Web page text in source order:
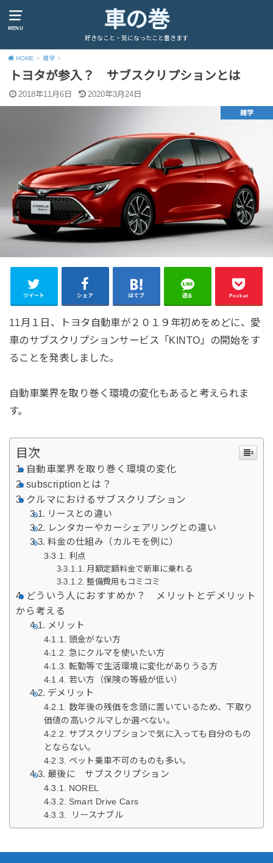
MENU 車の巻
好きなこと・気になったこと書きます
HOME 雑学
トヨタが参入？ サブスクリプションとは
2018年11月6日 2020年3月24日
雑学
ツイート シェア はてブ 送る Pocket
11月１日、トヨタ自動車が２０１９年初めをめどに、愛
車のサブスクリプションサービス「KINTO」の開始をす
ることを発表しました。
自動車業界を取り巻く環境の変化もあると考えられま
す。
目次
自動車業界を取り巻く環境の変化
subscriptionとは？
クルマにおけるサブスクリプション
リースとの違い
レンタカーやカーシェアリングとの違い
料金の仕組み（カルモを例に）
利点
月額定額料金で新車に乗れる
整備費用もコミコミ
どういう人におすすめか？ メリットとデメリット
から考える
メリット
頭金がない方
急にクルマを使いたい方
転勤等で生活環境に変化がありうる方
若い方（保険の等級が低い）
デメリット
数年後の残価を念頭に置いているため、下取り
価値の高いクルマしか選べない。
サブスクリプションで気に入っても自分のもの
とならない。
ペット乗車不可のものも多い。
最後に サブスクリプション
NOREL
Smart Drive Cars
リースナブル